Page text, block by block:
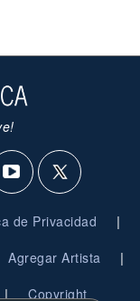
de Privacidad |
Agregar Artista |
| Copyright